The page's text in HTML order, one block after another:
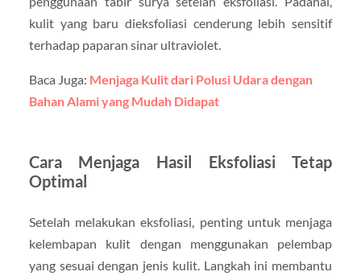
kulit yang baru dieksfoliasi cenderung lebih sensitif
terhadap paparan sinar ultraviolet.
Baca Juga: Menjaga Kulit dari Polusi Udara dengan
Bahan Alami yang Mudah Didapat
Cara Menjaga Hasil Eksfoliasi Tetap
Optimal
Setelah melakukan eksfoliasi, penting untuk menjaga
kelembapan kulit dengan menggunakan pelembap
yang sesuai dengan jenis kulit. Langkah ini membantu